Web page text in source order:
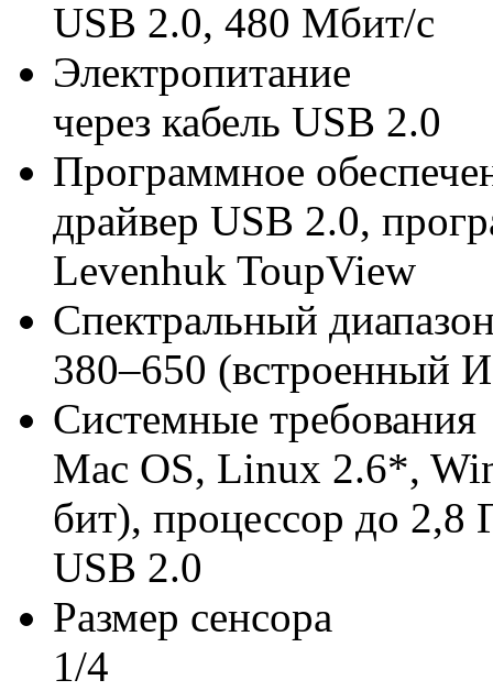
USB 2.0, 480 Мбит/с
Электропитание
через кабель USB 2.0
Программное
драйвер USB 2.0,
Levenhuk ToupView
Спектральный
380–650 (встроенный
Системные требования
Mac OS, Linux 2.6*,
бит), процессор до
USB 2.0
Размер сенсора
1/4